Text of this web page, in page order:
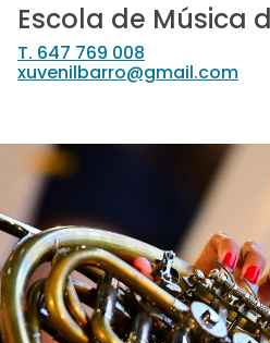
Escola de Música
T. 647 769 008
xuvenilbarro@gmail.com